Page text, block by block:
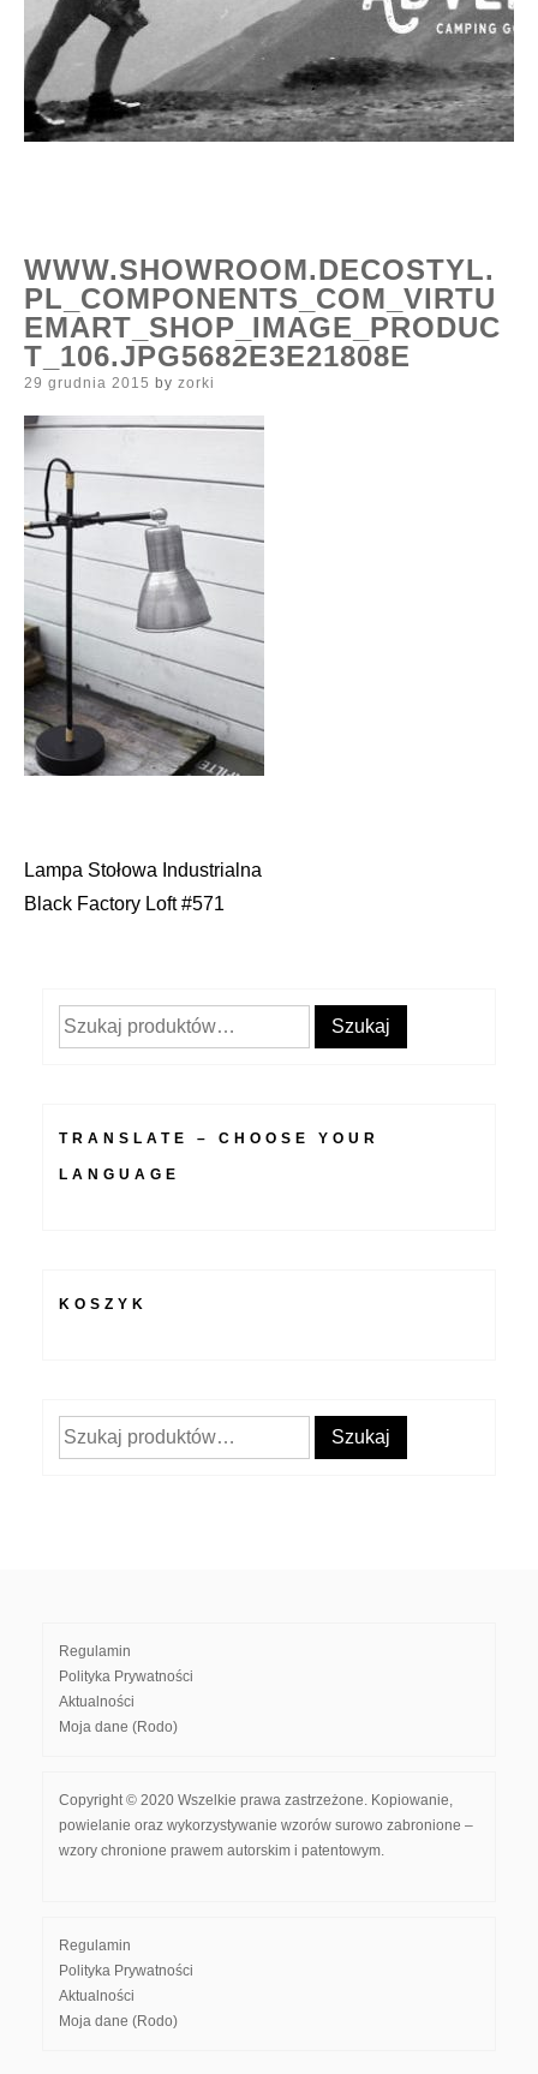
WWW.SHOWROOM.DECOSTYL.
PL_COMPONENTS_COM_VIRTU
EMART_SHOP_IMAGE_PRODUC
T_106.JPG5682E3E21808E
Posted
29 grudnia 2015 by zorki
Nawigacja
Lampa Stołowa Industrialna
Black Factory Loft #571
Szukaj: Szukaj
TRANSLATE – CHOOSE YOUR
LANGUAGE
KOSZYK
Szukaj: Szukaj
Regulamin
Polityka Prywatności
Aktualności
Moja dane (Rodo)
Copyright © 2020 Wszelkie prawa zastrzeżone. Kopiowanie,
powielanie oraz wykorzystywanie wzorów surowo zabronione –
wzory chronione prawem autorskim i patentowym.
Regulamin
Polityka Prywatności
Aktualności
Moja dane (Rodo)